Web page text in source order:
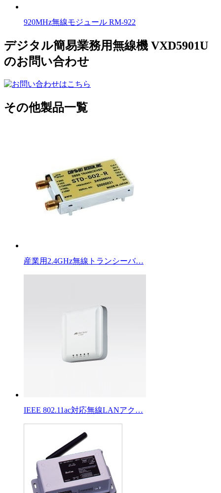
920MHz無線モジュール RM-922
デジタル簡易業務用無線機 VXD5901U
のお問い合わせ
その他製品一覧
産業用2.4GHz無線トランシーバ…
IEEE 802.11ac対応無線LANアク…